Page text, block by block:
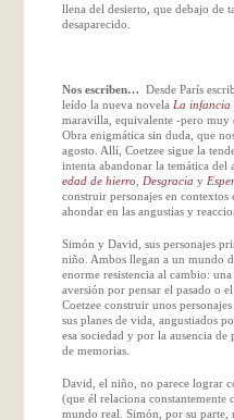
llena del desierto, que debajo de
desaparecido.
Nos escriben… Desde París
leído la nueva novela La infancia
maravilla, equivalente -pero muy
Obra enigmática sin duda, que
agosto. Allí, Coetzee sigue la
intenta abandonar la temática del
edad de hierro
Desgracia y
construir personajes en
ahondar en las angustias y
Simón y David, sus personajes
niño. Ambos llegan a un mundo
enorme resistencia al cambio:
aversión por pensar el pasado o
Coetzee construir unos
sus planes de vida, angustiados
esa sociedad y por la ausencia
de memorias.
David, el niño, no parece lograr
(que él relaciona constantemente
mundo real. Simón, por su